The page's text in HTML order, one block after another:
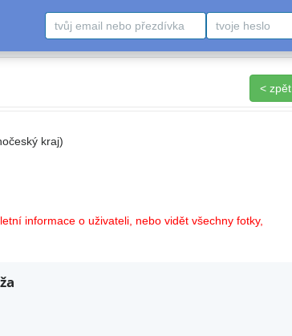
< zpět
kraj)
informace o uživateli, nebo vidět všechny fotky,